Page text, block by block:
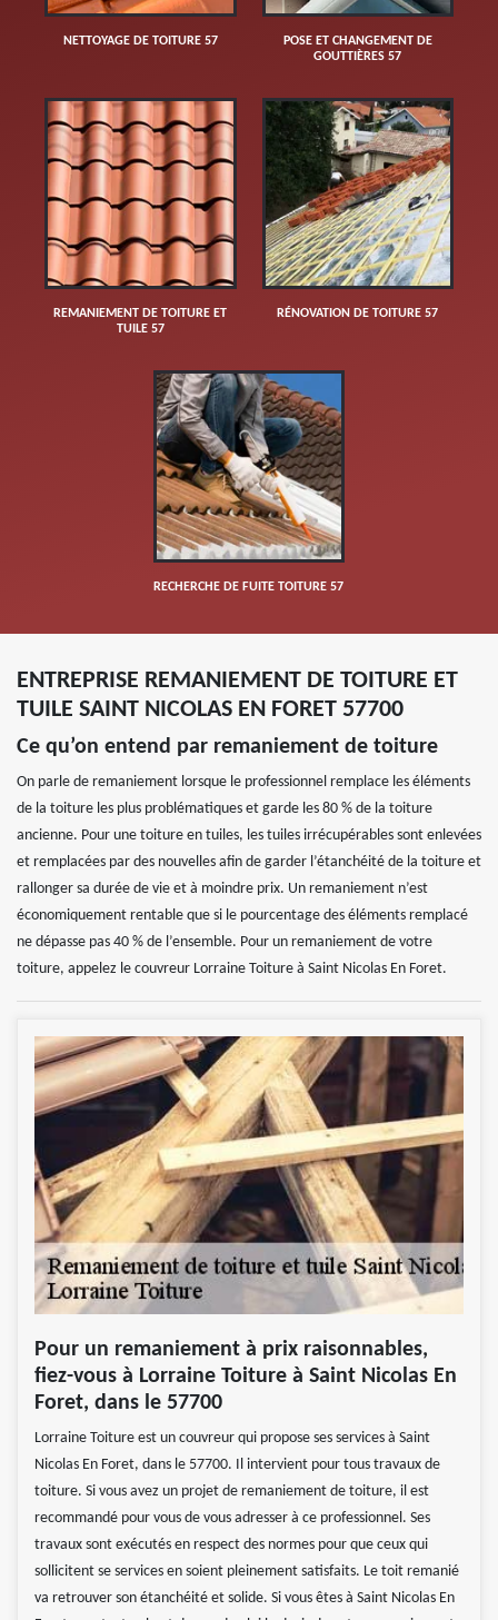
NETTOYAGE DE TOITURE 57
POSE ET CHANGEMENT DE
GOUTTIÈRES 57
REMANIEMENT DE TOITURE ET
TUILE 57
RÉNOVATION DE TOITURE 57
RECHERCHE DE FUITE TOITURE 57
ENTREPRISE REMANIEMENT DE TOITURE ET
TUILE SAINT NICOLAS EN FORET 57700
Ce qu’on entend par remaniement de toiture
On parle de remaniement lorsque le professionnel remplace les éléments
de la toiture les plus problématiques et garde les 80 % de la toiture
ancienne. Pour une toiture en tuiles, les tuiles irrécupérables sont enlevées
et remplacées par des nouvelles afin de garder l’étanchéité de la toiture et
rallonger sa durée de vie et à moindre prix. Un remaniement n’est
économiquement rentable que si le pourcentage des éléments remplacé
ne dépasse pas 40 % de l’ensemble. Pour un remaniement de votre
toiture, appelez le couvreur Lorraine Toiture à Saint Nicolas En Foret.
Pour un remaniement à prix raisonnables,
fiez-vous à Lorraine Toiture à Saint Nicolas En
Foret, dans le 57700
Lorraine Toiture est un couvreur qui propose ses services à Saint
Nicolas En Foret, dans le 57700. Il intervient pour tous travaux de
toiture. Si vous avez un projet de remaniement de toiture, il est
recommandé pour vous de vous adresser à ce professionnel. Ses
travaux sont exécutés en respect des normes pour que ceux qui
sollicitent se services en soient pleinement satisfaits. Le toit remanié
va retrouver son étanchéité et solide. Si vous êtes à Saint Nicolas En